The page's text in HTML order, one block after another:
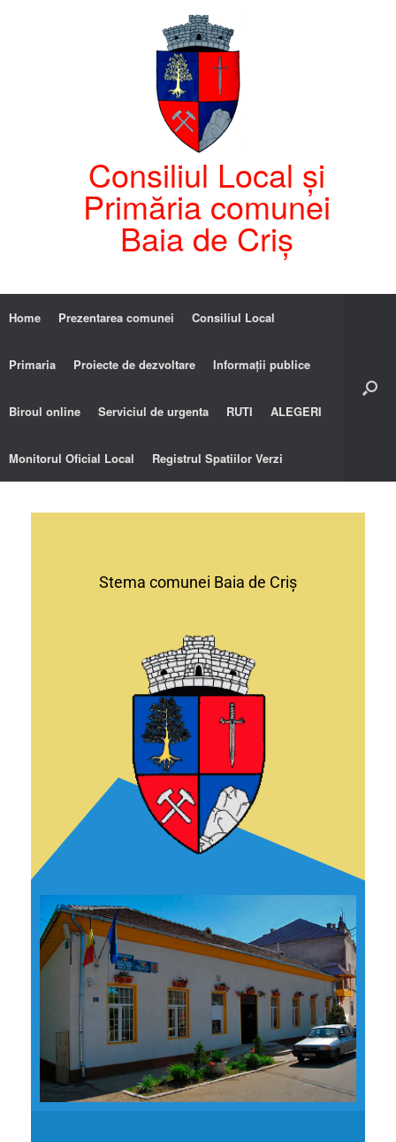
Consiliul Local și
Primăria comunei
Baia de Criș
Home Prezentarea comunei Consiliul Local
Primaria Proiecte de dezvoltare Informații publice
Biroul online Serviciul de urgenta RUTI ALEGERI
Monitorul Oficial Local Registrul Spatiilor Verzi
Stema comunei Baia de Criș